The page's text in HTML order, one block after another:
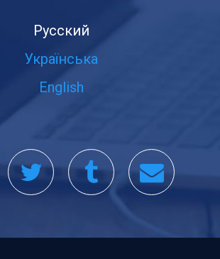
Русский
Українська
English